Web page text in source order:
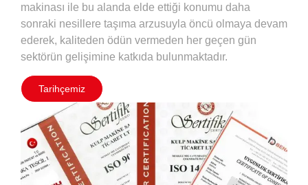
makinası ile bu alanda elde ettiği konumu daha
sonraki nesillere taşıma arzusuyla öncü olmaya devam
ederek, kaliteden ödün vermeden her geçen gün
sektörün gelişimine katkıda bulunmaktadır.
Tarihçemiz